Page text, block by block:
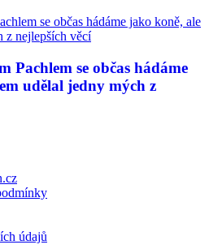
Pachlem se občas hádáme
udělal jedny mých z
údajů